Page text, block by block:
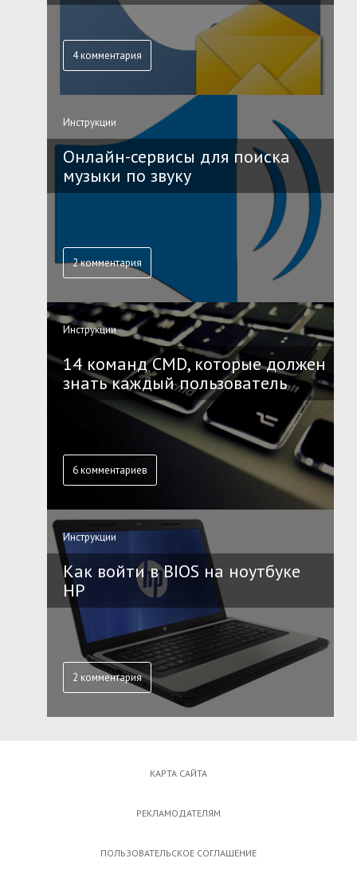
4 комментария
Инструкции
Онлайн-сервисы для поиска
музыки по звуку
2 комментария
Инструкции
14 команд CMD, которые должен
знать каждый пользователь
6 комментариев
Инструкции
Как войти в BIOS на ноутбуке
HP
2 комментария
КАРТА САЙТА
РЕКЛАМОДАТЕЛЯМ
ПОЛЬЗОВАТЕЛЬСКОЕ СОГЛАШЕНИЕ